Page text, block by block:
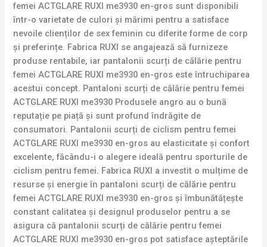
femei ACTGLARE RUXI me3930 en-gros sunt disponibili
într-o varietate de culori și mărimi pentru a satisface
nevoile clienților de sex feminin cu diferite forme de corp
și preferințe. Fabrica RUXI se angajează să furnizeze
produse rentabile, iar pantalonii scurți de călărie pentru
femei ACTGLARE RUXI me3930 en-gros este întruchiparea
acestui concept. Pantaloni scurți de călărie pentru femei
ACTGLARE RUXI me3930 Produsele angro au o bună
reputație pe piață și sunt profund îndrăgite de
consumatori. Pantalonii scurți de ciclism pentru femei
ACTGLARE RUXI me3930 en-gros au elasticitate și confort
excelente, făcându-i o alegere ideală pentru sporturile de
ciclism pentru femei. Fabrica RUXI a investit o mulțime de
resurse și energie în pantaloni scurți de călărie pentru
femei ACTGLARE RUXI me3930 en-gros și îmbunătățește
constant calitatea și designul produselor pentru a se
asigura că pantalonii scurți de călărie pentru femei
ACTGLARE RUXI me3930 en-gros pot satisface așteptările